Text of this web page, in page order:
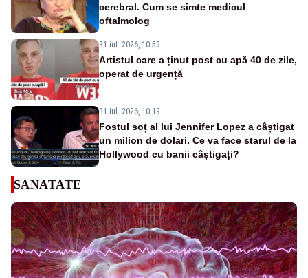
cerebral. Cum se simte medicul
oftalmolog
31 iul. 2026, 10:59
Artistul care a ținut post cu apă 40 de zile,
operat de urgență
31 iul. 2026, 10:19
Fostul soț al lui Jennifer Lopez a câștigat
un milion de dolari. Ce va face starul de la
Hollywood cu banii câștigați?
SANATATE